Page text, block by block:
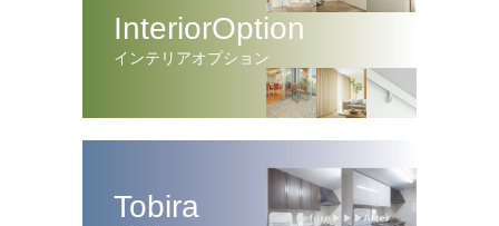
InteriorOption
インテリアオプション
Tobira